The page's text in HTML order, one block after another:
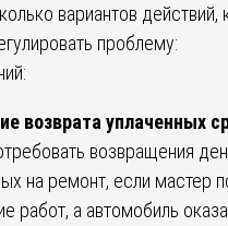
вариантов действий,
проблему:
возврата уплаченных
возвращения
на ремонт, если мастер
работ, а автомобиль